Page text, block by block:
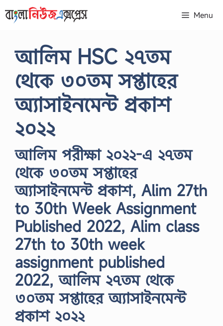
to
Menu
আলিম HSC ২৭তম
থেকে ৩০তম সপ্তাহের
অ্যাসাইনমেন্ট প্রকাশ
২০২২
আলিম পরীক্ষা ২০২২-এ ২৭তম
থেকে ৩০তম সপ্তাহের
অ্যাসাইনমেন্ট প্রকাশ, Alim 27th
to 30th Week Assignment
Published 2022, Alim class
27th to 30th week
assignment published
2022, আলিম ২৭তম থেকে
৩০তম সপ্তাহের অ্যাসাইনমেন্ট
প্রকাশ ২০২২